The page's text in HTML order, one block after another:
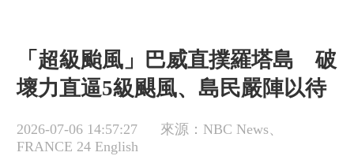
「超級颱風」巴威直撲羅塔島 破
壞力直逼5級颶風、島民嚴陣以待
2026-07-06 14:57:27
來源：NBC News、
FRANCE 24 English